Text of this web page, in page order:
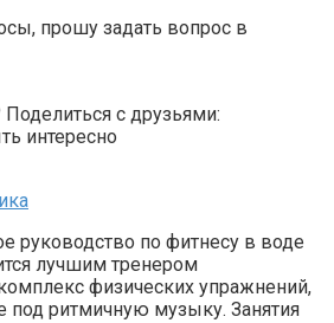
прошу задать вопрос в
Поделиться с друзьями:
интересно
руководство по фитнесу в воде
лучшим тренером
физических упражнений,
ритмичную музыку. Занятия